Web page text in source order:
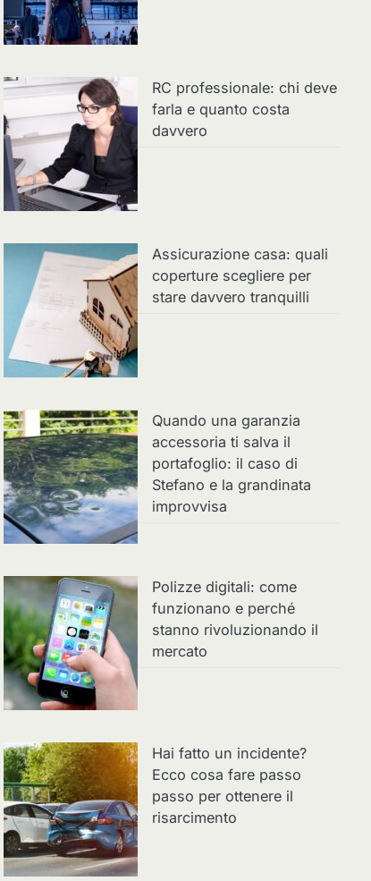
RC professionale: chi deve
farla e quanto costa
davvero
Assicurazione casa: quali
coperture scegliere per
stare davvero tranquilli
Quando una garanzia
accessoria ti salva il
portafoglio: il caso di
Stefano e la grandinata
improvvisa
Polizze digitali: come
funzionano e perché
stanno rivoluzionando il
mercato
Hai fatto un incidente?
Ecco cosa fare passo
passo per ottenere il
risarcimento